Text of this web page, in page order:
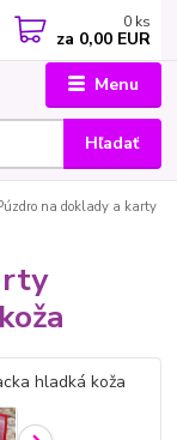
Menu
Hľadať
0 ks
za 0,00 EUR
na doklady a karty